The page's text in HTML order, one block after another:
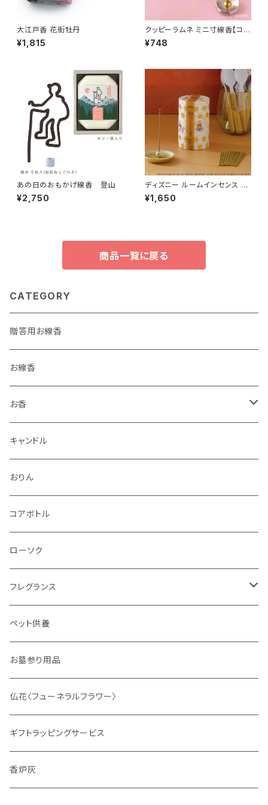
大江戸香 花街牡丹
¥1,815
クッピーラムネ ミニ寸線香【コラ
ボ商品】
¥748
あの日のおもかげ線香 登山
¥2,750
ディズニー ルームインセンス く
まのプーさん
¥1,650
商品一覧に戻る
CATEGORY
贈答用お線香
お線香
お香
香立・香皿
キャンドル
おりん
コアボトル
ローソク
フレグランス
ディフューザー
サシェ
ペット供養
お墓参り用品
仏花〈フューネラルフラワー〉
ギフトラッピングサービス
香炉灰